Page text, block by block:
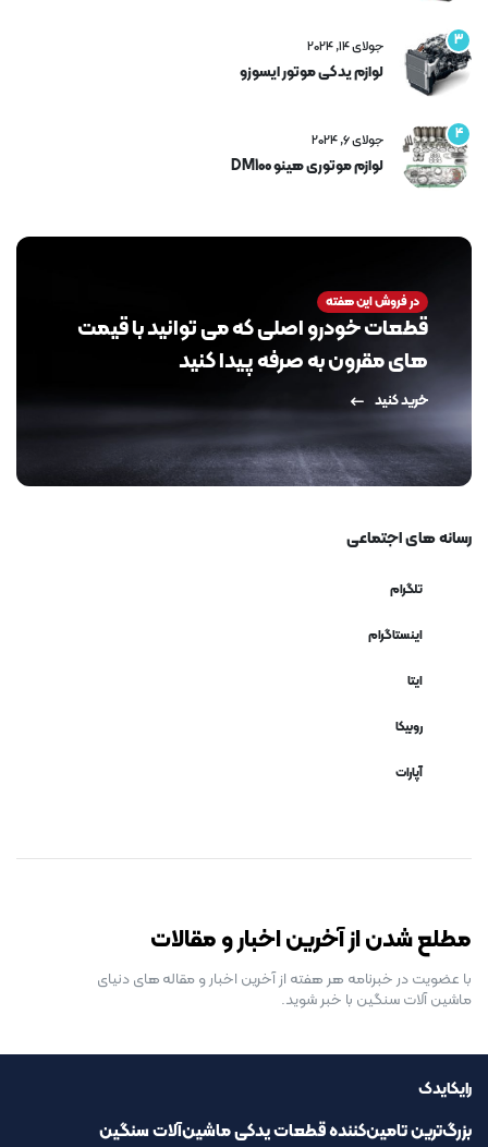
3 جولای 14, 2024
لوازم یدکی موتور ایسوزو
4 جولای 6, 2024
لوازم موتوری هینو DM100
در فروش این هفته
قطعات خودرو اصلی که می توانید با قیمت
های مقرون به صرفه پیدا کنید
خرید کنید
رسانه های اجتماعی
تلگرام
اینستاگرام
ایتا
روبیکا
آپارات
مطلع شدن از آخرین اخبار و مقالات
با عضویت در خبرنامه هر هفته از آخرین اخبار و مقاله های دنیای
ماشین آلات سنگین با خبر شوید.
رایکایدک
بزرگ‌ترین تامین‌کننده قطعات یدکی ماشین‌آلات سنگین